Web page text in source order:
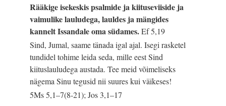
Rääkige isekeskis psalmide ja kiituseviiside ja
vaimulike lauludega, lauldes ja mängides
kannelt Issandale oma südames.Ef 5,19
Sind, Jumal, saame tänada igal ajal. Isegi rasketel
tundidel tohime leida seda, mille eest Sind
kiituslauludega austada. Tee meid võimeliseks
nägema Sinu tegusid nii suures kui väikeses!
5Ms 5,1–7(8-21); Jos 3,1–17